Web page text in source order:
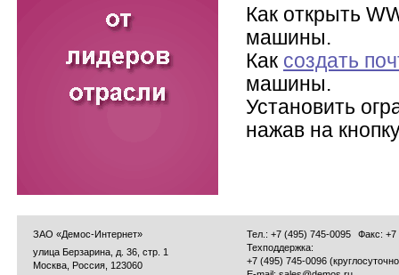
Как открыть
машины.
Как создать
машины.
Установить
нажав на
ЗАО «Демос-Интернет»
улица Берзарина, д. 36, стр. 1
Москва, Россия, 123060
Тел.: +7 (495) 745-0095
Факс: +7
Техподдержка:
+7 (495) 745-0096